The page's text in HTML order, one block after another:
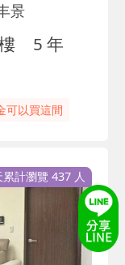
景
5 年
可以買這間
累計瀏覽 437 人